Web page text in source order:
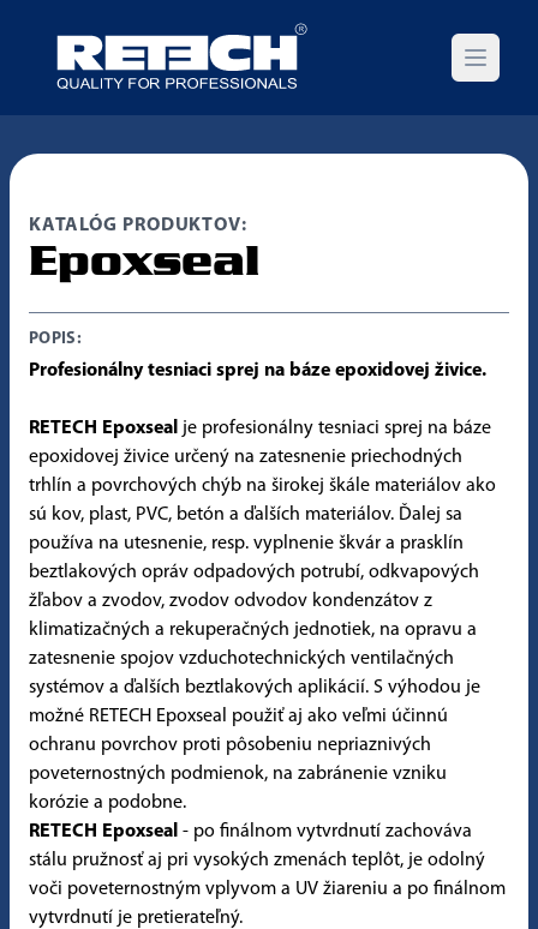
Open
KATALÓG PRODUKTOV:
Epoxseal
POPIS:
Profesionálny tesniaci sprej na báze epoxidovej živice.
RETECH Epoxseal je profesionálny tesniaci sprej na báze
epoxidovej živice určený na zatesnenie priechodných
trhlín a povrchových chýb na širokej škále materiálov ako
sú kov, plast, PVC, betón a ďalších materiálov. Ďalej sa
používa na utesnenie, resp. vyplnenie škvár a prasklín
beztlakových opráv odpadových potrubí, odkvapových
žľabov a zvodov, zvodov odvodov kondenzátov z
klimatizačných a rekuperačných jednotiek, na opravu a
zatesnenie spojov vzduchotechnických ventilačných
systémov a ďalších beztlakových aplikácií. S výhodou je
možné RETECH Epoxseal použiť aj ako veľmi účinnú
ochranu povrchov proti pôsobeniu nepriaznivých
poveternostných podmienok, na zabránenie vzniku
korózie a podobne.
RETECH Epoxseal - po finálnom vytvrdnutí zachováva
stálu pružnosť aj pri vysokých zmenách teplôt, je odolný
voči poveternostným vplyvom a UV žiareniu a po finálnom
vytvrdnutí je pretierateľný.